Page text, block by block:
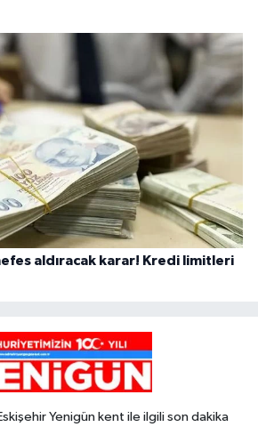
aldıracak karar! Kredi limitleri
Yenigün kent ile ilgili son dakika